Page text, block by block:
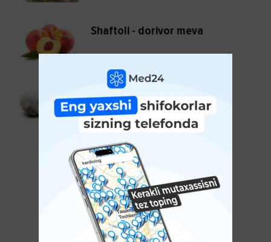
Shaftoli - dorivor meva
Mo‘jizakor sarimsoq
KO'PROQ KO'RSATISH